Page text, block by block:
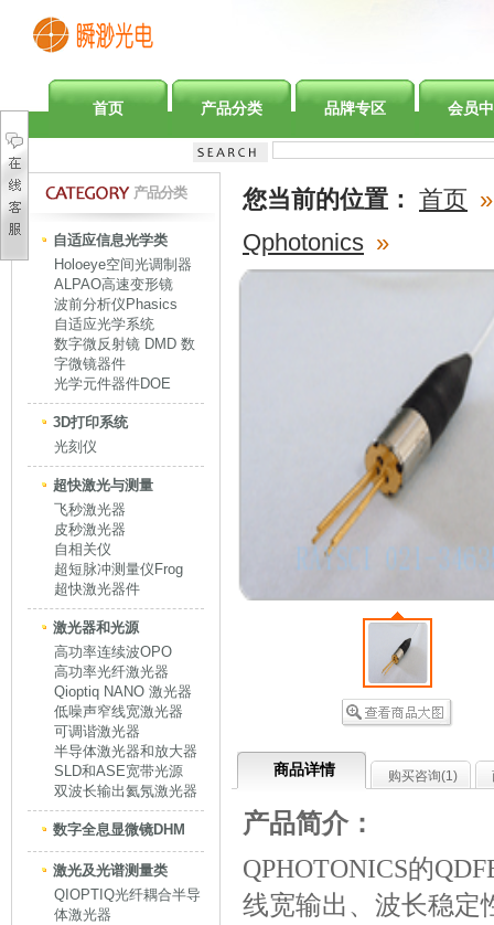
首页 产品分类 品牌专区 会员
产品分类
自适应信息光学类
Holoeye空间光调制器
ALPAO高速变形镜
波前分析仪Phasics
自适应光学系统
数字微反射镜 DMD 数
字微镜器件
光学元件器件DOE
3D打印系统
光刻仪
超快激光与测量
飞秒激光器
皮秒激光器
自相关仪
超短脉冲测量仪Frog
超快激光器件
激光器和光源
高功率连续波OPO
高功率光纤激光器
Qioptiq NANO 激光器
低噪声窄线宽激光器
可调谐激光器
半导体激光器和放大器
SLD和ASE宽带光源
双波长输出氦氖激光器
数字全息显微镜DHM
激光及光谱测量类
QIOPTIQ光纤耦合半导
体激光器
您当前的位置： 首页 »
Qphotonics »
商品详情 购买咨询(1)
产品简介：
QPHOTONICS的
线宽输出、波长稳定